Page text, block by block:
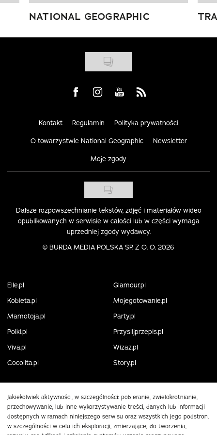
NATIONAL GEOGRAPHIC
Visit us on Facebook
Visit us on Instagram
Visit us on Youtube
Visit us on Rss
Kontakt Regulamin Polityka prywatności
O towarzystwie National Geographic Newsletter
Moje zgody
Dalsze rozpowszechnianie tekstów, zdjęć i materiałów wideo
opublikowanych w serwisie w całości lub w części wymaga
uprzedniej zgody wydawcy.
© BURDA MEDIA POLSKA SP. Z O. O. 2026
Elle.pl
Glamour.pl
Kobieta.pl
Mojegotowanie.pl
Mamotoja.pl
Party.pl
Polki.pl
Przyslijprzepis.pl
Viva.pl
Wizaz.pl
Cocolita.pl
Story.pl
Jakiekolwiek aktywności, w szczególności: pobieranie, zwielokrotnianie,
przechowywanie, lub inne wykorzystywanie treści, danych lub informacji
dostępnych w ramach niniejszego serwisu oraz wszystkich jego podstron,
w szczególności w celu ich eksploracji, zmierzającej do tworzenia,